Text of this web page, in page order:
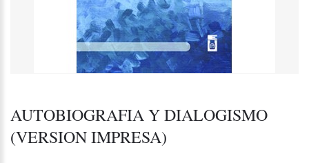
AUTOBIOGRAFIA Y DIALOGISMO
(VERSION IMPRESA)